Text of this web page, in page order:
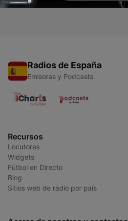
Radios de España
Emisoras y Podcasts
Recursos
Locutores
Widgets
Fútbol en Directo
Blog
Sitios web de radio por país